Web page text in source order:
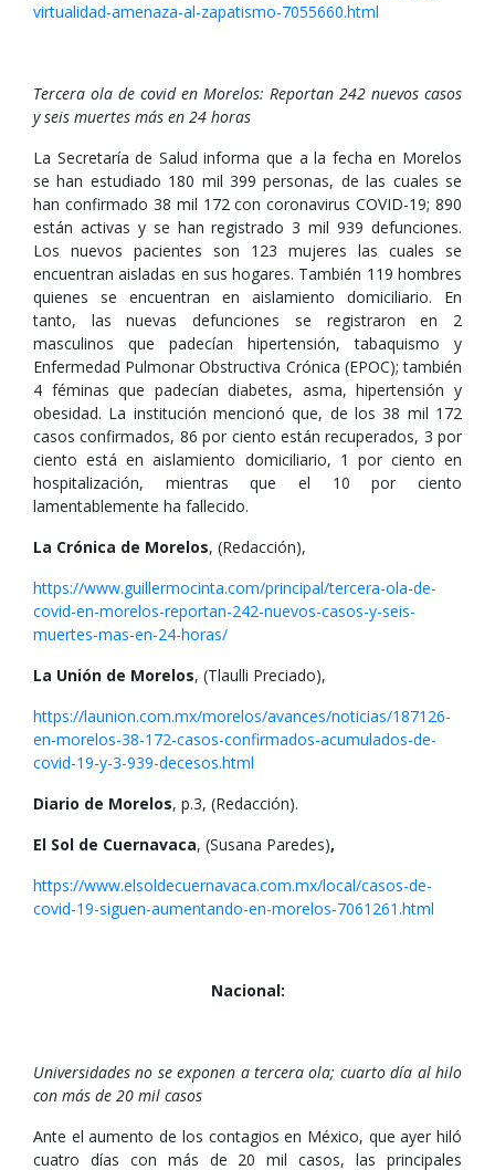
virtualidad-amenaza-al-zapatismo-7055660.html
Tercera ola de covid en Morelos: Reportan 242 nuevos casos
y seis muertes más en 24 horas
La Secretaría de Salud informa que a la fecha en Morelos
se han estudiado 180 mil 399 personas, de las cuales se
han confirmado 38 mil 172 con coronavirus COVID-19; 890
están activas y se han registrado 3 mil 939 defunciones.
Los nuevos pacientes son 123 mujeres las cuales se
encuentran aisladas en sus hogares. También 119 hombres
quienes se encuentran en aislamiento domiciliario. En
tanto, las nuevas defunciones se registraron en 2
masculinos que padecían hipertensión, tabaquismo y
Enfermedad Pulmonar Obstructiva Crónica (EPOC); también
4 féminas que padecían diabetes, asma, hipertensión y
obesidad. La institución mencionó que, de los 38 mil 172
casos confirmados, 86 por ciento están recuperados, 3 por
ciento está en aislamiento domiciliario, 1 por ciento en
hospitalización, mientras que el 10 por ciento
lamentablemente ha fallecido.
La Crónica de Morelos, (Redacción),
https://www.guillermocinta.com/principal/tercera-ola-de-
covid-en-morelos-reportan-242-nuevos-casos-y-seis-
muertes-mas-en-24-horas/
La Unión de Morelos, (Tlaulli Preciado),
https://launion.com.mx/morelos/avances/noticias/187126-
en-morelos-38-172-casos-confirmados-acumulados-de-
covid-19-y-3-939-decesos.html
Diario de Morelos, p.3, (Redacción).
El Sol de Cuernavaca, (Susana Paredes),
https://www.elsoldecuernavaca.com.mx/local/casos-de-
covid-19-siguen-aumentando-en-morelos-7061261.html
Nacional:
Universidades no se exponen a tercera ola; cuarto día al hilo
con más de 20 mil casos
Ante el aumento de los contagios en México, que ayer hiló
cuatro días con más de 20 mil casos, las principales